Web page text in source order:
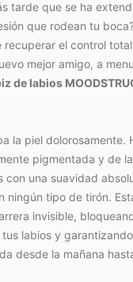
tarde que se ha
que rodean tu boca?
el control
mejor amigo, a
de labios
la piel dolorosamente.
pigmentada y de
con una suavidad
ningún tipo de tirón.
invisible,
labios y
desde la mañana